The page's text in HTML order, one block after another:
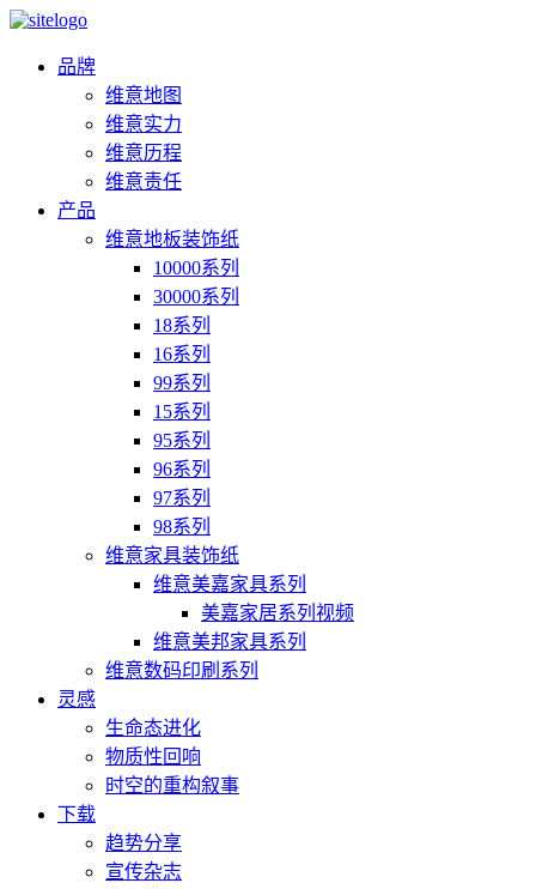
品牌
维意地图
维意实力
维意历程
维意责任
产品
维意地板装饰纸
10000系列
30000系列
18系列
16系列
99系列
15系列
95系列
96系列
97系列
98系列
维意家具装饰纸
维意美嘉家具系列
美嘉家居系列视频
维意美邦家具系列
维意数码印刷系列
灵感
生命态进化
物质性回响
时空的重构叙事
下载
趋势分享
宣传杂志